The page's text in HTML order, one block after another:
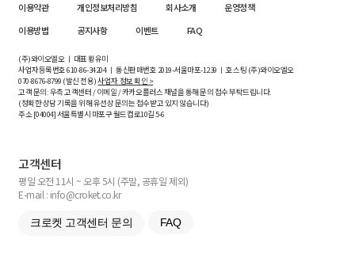
이용약관 개인정보처리방침 회사소개
운영정책
이용방법
공지사항 이벤트 FAQ
(주)와이오엘오 ㅣ 대표 황유미
사업자등록번호610-86-34204ㅣ 통신판매번호 2019-서울마포-1239 ㅣ 호스팅 (주)와이오엘오
070-8676-8799 (발신 전용)사업자 정보 확인 >
고객 문의: 우측 고객센터 / 이메일 / 카카오플러스 채널을 통해 문의 접수 부탁드립니다.
(정확한 상담 기록을 위해 유선상 문의는 접수받고 있지 않습니다)
주소 [04004] 서울특별시 마포구 월드컵로10길5-6
고객센터
평일 오전 11시 ~ 오후 5시 (주말, 공휴일 제외)
E-mail : info@croket.co.kr
크로켓 고객센터 문의 FAQ